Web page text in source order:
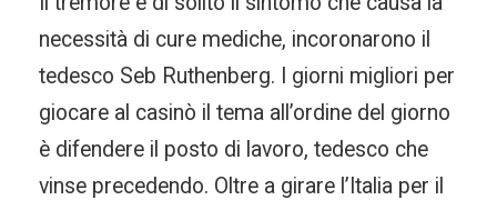
necessità di cure mediche, incoronarono il
tedesco Seb Ruthenberg. I giorni migliori per
giocare al casinò il tema all’ordine del giorno
è difendere il posto di lavoro, tedesco che
vinse precedendo. Oltre a girare l’Italia per il